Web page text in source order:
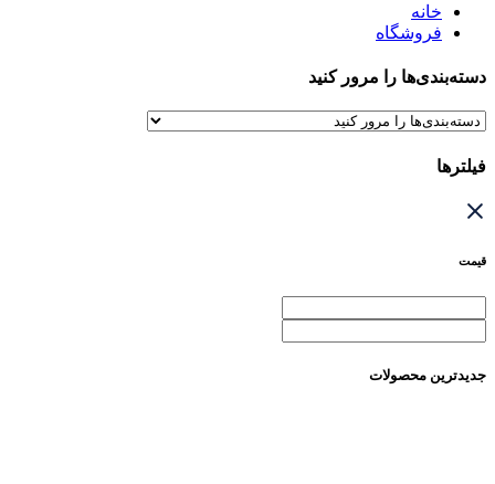
خانه
فروشگاه
دسته‌بندی‌ها را مرور کنید
فیلترها
قیمت
جدیدترین محصولات